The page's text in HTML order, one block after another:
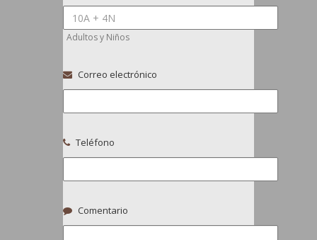
Adultos y Niños
Correo electrónico
Teléfono
Comentario